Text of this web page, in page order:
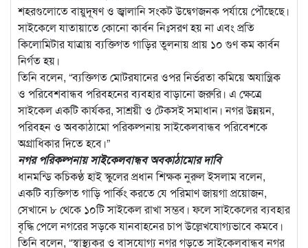
শহরগুলোতে বায়ুদূষণ ও জ্বালানি সংকট উদ্বেগজনক পর্যায়ে পৌঁছেছে।
সাইকেলে যাতায়াতে কোনো কার্বন নিঃসরণ হয় না এবং প্রতি
কিলোমিটার যাত্রায় ব্যক্তিগত গাড়ির তুলনায় প্রায় ১০ গুণ কম কার্বন
নির্গত হয়।
তিনি বলেন, “ব্যক্তিগত মোটরযানের ওপর নির্ভরতা কমিয়ে অযান্ত্রিক
ও পরিবেশবান্ধব পরিবহনের ব্যবহার বাড়ানো জরুরি। এ ক্ষেত্রে
সাইকেল একটি কার্যকর, সাশ্রয়ী ও টেকসই সমাধান। নগর উন্নয়ন,
পরিবহন ও অবকাঠামো পরিকল্পনায় সাইকেলবান্ধব পরিবেশকে
অগ্রাধিকার দিতে হবে।”
নগর পরিকল্পনায় সাইকেলবান্ধব অবকাঠামোর দাবি
ধানমন্ডি কচিকণ্ঠ হাই স্কুলের প্রধান শিক্ষক নুরুল ইসলাম বলেন,
একটি ব্যক্তিগত গাড়ি পার্কিং করতে যে পরিমাণ জায়গা প্রয়োজন,
সেখানে ৮ থেকে ১০টি সাইকেল রাখা সম্ভব। ফলে সাইকেলের ব্যবহার
বৃদ্ধি পেলে নগরের সড়কে যানবাহনের চাপ উল্লেখযোগ্যভাবে কমবে।
তিনি বলেন, “স্বাস্থ্যকর ও বাসযোগ্য নগর গড়তে সাইকেলবান্ধব নগর